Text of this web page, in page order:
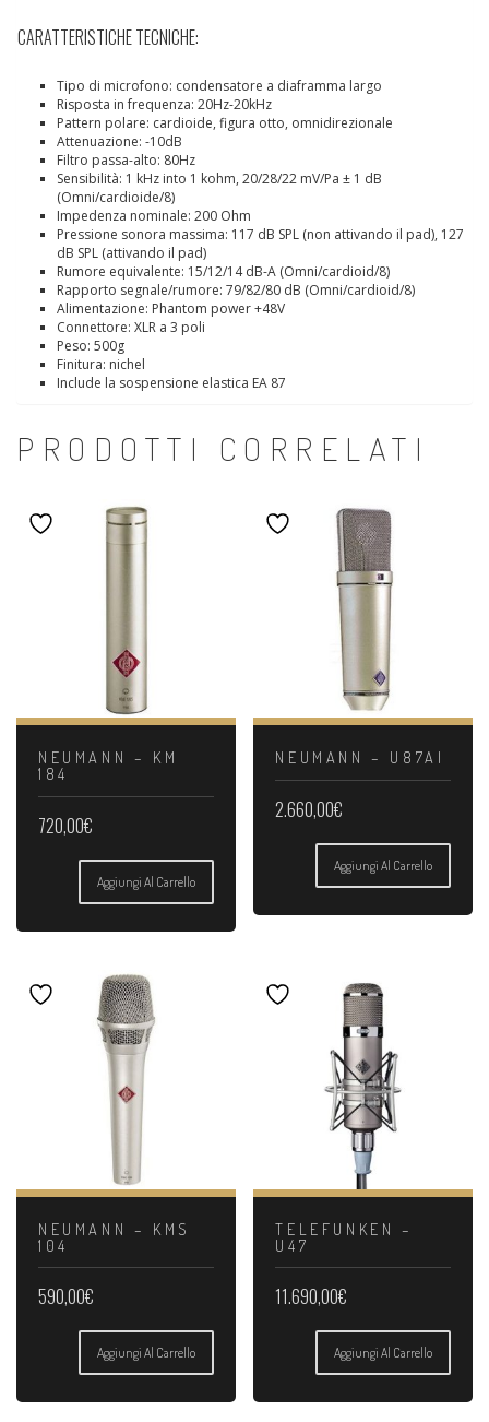
CARATTERISTICHE TECNICHE:
Tipo di microfono: condensatore a diaframma largo
Risposta in frequenza: 20Hz-20kHz
Pattern polare: cardioide, figura otto, omnidirezionale
Attenuazione: -10dB
Filtro passa-alto: 80Hz
Sensibilità: 1 kHz into 1 kohm, 20/28/22 mV/Pa ± 1 dB
(Omni/cardioide/8)
Impedenza nominale: 200 Ohm
Pressione sonora massima: 117 dB SPL (non attivando il pad), 127
dB SPL (attivando il pad)
Rumore equivalente: 15/12/14 dB-A (Omni/cardioid/8)
Rapporto segnale/rumore: 79/82/80 dB (Omni/cardioid/8)
Alimentazione: Phantom power +48V
Connettore: XLR a 3 poli
Peso: 500g
Finitura: nichel
Include la sospensione elastica EA 87
PRODOTTI CORRELATI
NEUMANN – KM
184
720,00€
Aggiungi Al Carrello
NEUMANN – U87AI
2.660,00€
Aggiungi Al Carrello
NEUMANN – KMS
104
590,00€
Aggiungi Al Carrello
TELEFUNKEN –
U47
11.690,00€
Aggiungi Al Carrello